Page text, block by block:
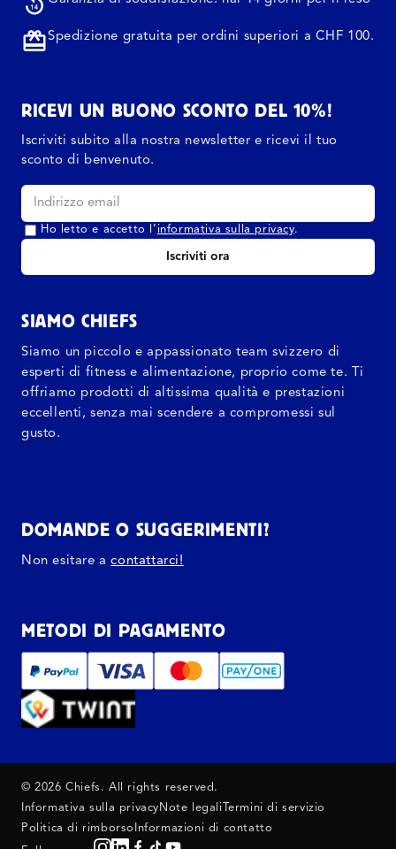
Spedizione gratuita per ordini superiori a CHF 100.
RICEVI UN BUONO SCONTO DEL 10%!
Iscriviti subito alla nostra newsletter e ricevi il tuo
sconto di benvenuto.
Ho letto e accetto l’ informativa sulla privacy.
Iscriviti ora
SIAMO CHIEFS
Siamo un piccolo e appassionato team svizzero di
esperti di fitness e alimentazione, proprio come te. Ti
offriamo prodotti di altissima qualità e prestazioni
eccellenti, senza mai scendere a compromessi sul
gusto.
DOMANDE O SUGGERIMENTI?
Non esitare acontattarci!
METODI DI PAGAMENTO
© 2026 Chiefs. All rights reserved.
Informativa sulla privacy Note legali
Termini di servizio
Politica di rimborso Informazioni di contatto